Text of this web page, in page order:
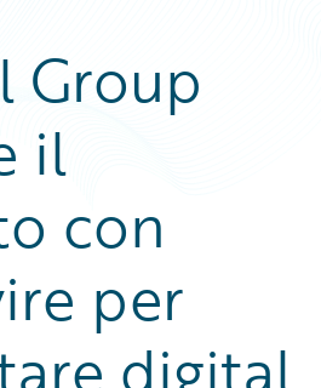
Group
il
con
per
digital